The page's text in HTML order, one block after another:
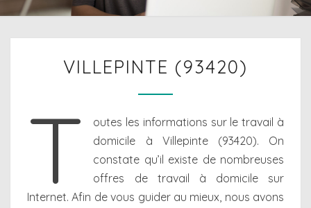
(93420)
VILLEPINTE (93420)
T
outes les informations sur le travail à
domicile à Villepinte (93420). On
constate qu’il existe de nombreuses
offres de travail à domicile sur
Internet. Afin de vous guider au mieux, nous avons